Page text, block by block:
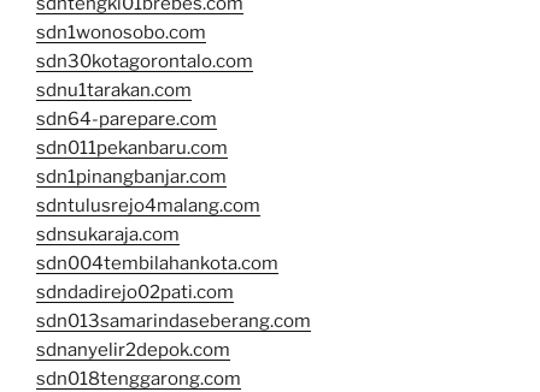
sdn1wonosobo.com
sdn30kotagorontalo.com
sdnu1tarakan.com
sdn64-parepare.com
sdn011pekanbaru.com
sdn1pinangbanjar.com
sdntulusrejo4malang.com
sdnsukaraja.com
sdn004tembilahankota.com
sdndadirejo02pati.com
sdn013samarindaseberang.com
sdnanyelir2depok.com
sdn018tenggarong.com